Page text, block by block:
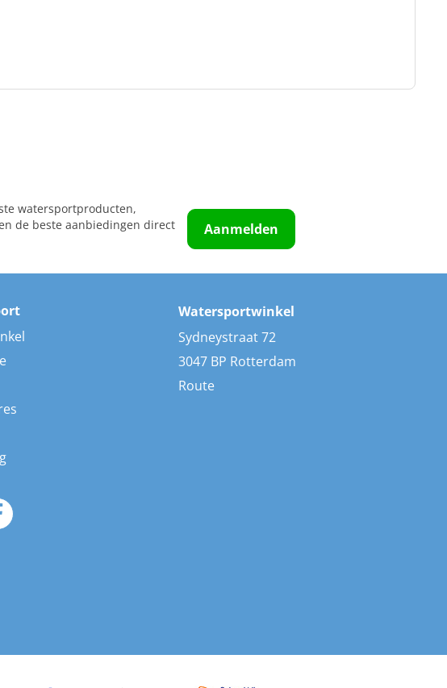
watersportproducten,
de beste aanbiedingen direct
Aanmelden
Watersportwinkel
Sydneystraat 72
3047 BP Rotterdam
Route